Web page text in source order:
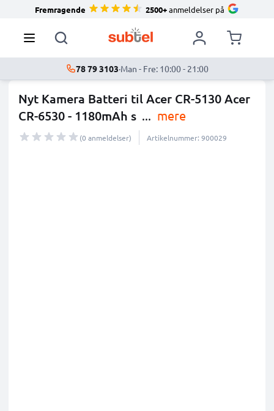
Fremragende 2500+anmeldelser på
78 79 3103·Man - Fre: 10:00 - 21:00
Nyt Kamera Batteri til Acer CR-5130 Acer
CR-6530 - 1180mAh s ... mere
(0 anmeldelser) Artikelnummer: 900029